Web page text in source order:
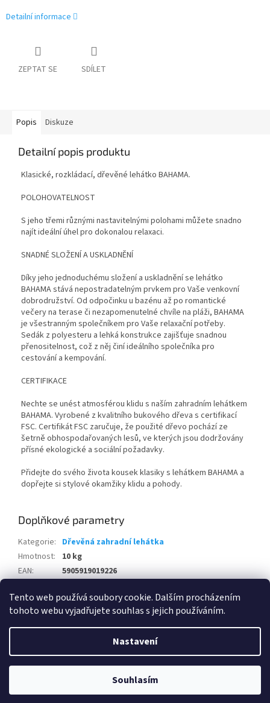
Tento web používá soubory cookie. Dalším procházením
tohoto webu vyjadřujete souhlas s jejich používáním.
Nastavení
Souhlasím
Detailní informace
ZEPTAT SE SDÍLET
Popis Diskuze
Detailní popis produktu
Klasické, rozkládací, dřevěné lehátko BAHAMA.
POLOHOVATELNOST
S jeho třemi různými nastavitelnými polohami můžete snadno
najít ideální úhel pro dokonalou relaxaci.
SNADNÉ SLOŽENÍ A USKLADNĚNÍ
Díky jeho jednoduchému složení a uskladnění se lehátko
BAHAMA stává nepostradatelným prvkem pro Vaše venkovní
dobrodružství. Od odpočinku u bazénu až po romantické
večery na terase či nezapomenutelné chvíle na pláži, BAHAMA
je všestranným společníkem pro Vaše relaxační potřeby.
Sedák z polyesteru a lehká konstrukce zajišťuje snadnou
přenositelnost, což z něj činí ideálního společníka pro
cestování a kempování.
CERTIFIKACE
Nechte se unést atmosférou klidu s naším zahradním lehátkem
BAHAMA. Vyrobené z kvalitního bukového dřeva s certifikací
FSC. Certifikát FSC zaručuje, že použité dřevo pochází ze
šetrně obhospodařovaných lesů, ve kterých jsou dodržovány
přísné ekologické a sociální požadavky.
Přidejte do svého života kousek klasiky s lehátkem BAHAMA a
dopřejte si stylové okamžiky klidu a pohody.
Doplňkové parametry
Kategorie: Dřevěná zahradní lehátka
Hmotnost:
10 kg
EAN:
5905919019226
Vytvořil Shoptet
www.eshop-skrblik.cz